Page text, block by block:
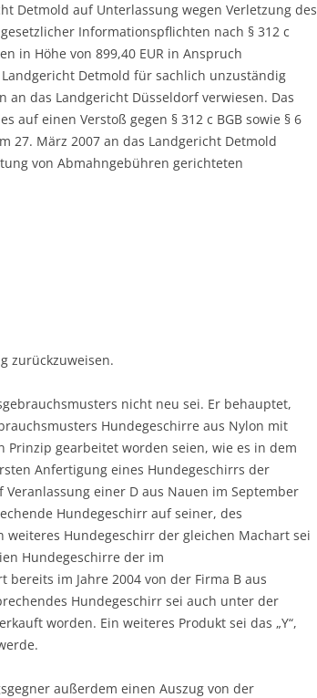
Detmold auf Unterlassung wegen Verletzung des
Informationspflichten nach § 312 c
in Höhe von 899,40 EUR in Anspruch
Detmold für sachlich unzuständig
das Landgericht Düsseldorf verwiesen. Das
auf einen Verstoß gegen § 312 c BGB sowie § 6
27. März 2007 an das Landgericht Detmold
von Abmahngebühren gerichteten
zurückzuweisen.
nicht neu sei. Er behauptet,
Hundegeschirre aus Nylon mit
gearbeitet worden seien, wie es in dem
Anfertigung eines Hundegeschirrs der
einer D aus Nauen im September
Hundegeschirr auf seiner, des
Hundegeschirr der gleichen Machart sei
Hundegeschirre der im
im Jahre 2004 von der Firma B aus
Hundegeschirr sei auch unter der
worden. Ein weiteres Produkt sei das „Y“,
außerdem einen Auszug von der